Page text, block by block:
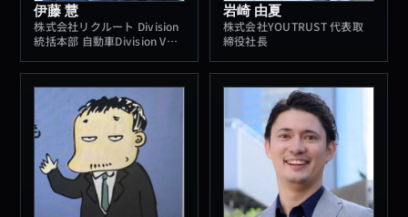
伊藤 慧
株式会社リクルート Division
統括本部 自動車Division VP /
サー 代表取締役社長
岩崎 由夏
株式会社YOUTRUST 代表取
締役社長